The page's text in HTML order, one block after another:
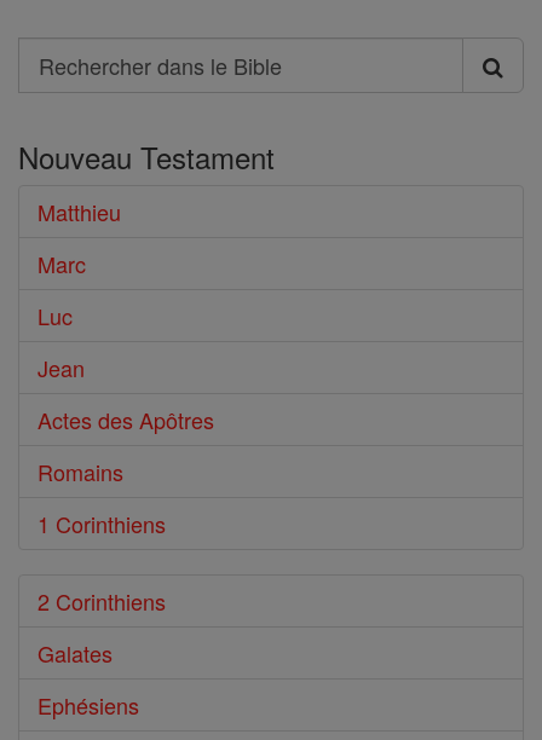
Search
Rechercher
le
Bible
Nouveau Testament
Matthieu
Marc
Luc
Jean
Actes des Apôtres
Romains
1 Corinthiens
2 Corinthiens
Galates
Ephésiens